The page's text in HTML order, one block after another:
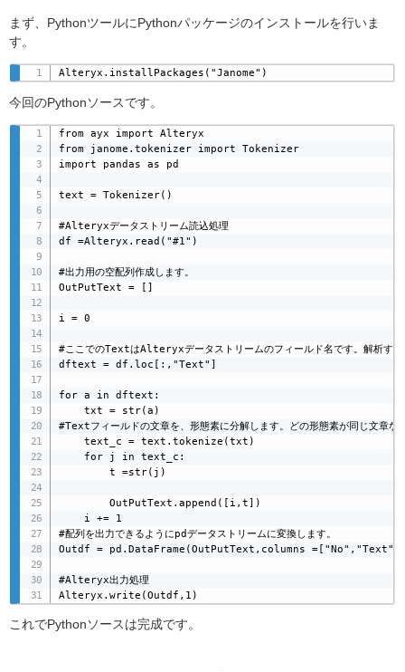
まず、PythonツールにPythonパッケージのインストールを行いま
す。
Alteryx.installPackages("Janome")
今回のPythonソースです。
from ayx import Alteryx
from janome.tokenizer import Tokenizer
import pandas as pd
text = Tokenizer()
#Alteryxデータストリーム読込処理
df =Alteryx.read("#1")
#出力用の空配列作成します。
OutPutText = []
i = 0
#ここでのTextはAlteryxデータストリームのフィールド名です。解析する
dftext = df.loc[:,"Text"]
for a in dftext:
    txt = str(a)
#Textフィールドの文章を、形態素に分解します。どの形態素が同じ文
    text_c = text.tokenize(txt)
    for j in text_c:
        t =str(j)
        OutPutText.append([i,t])
    i += 1
#配列を出力できるようにpdデータストリームに変換します。
Outdf = pd.DataFrame(OutPutText,columns
#Alteryx出力処理
Alteryx.write(Outdf,1)
これでPythonソースは完成です。